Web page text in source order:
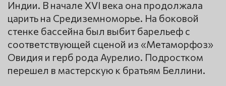
Индии. В начале XVI века она продолжала
царить на Средиземноморье. На боковой
стенке бассейна был выбит барельеф с
соответствующей сценой из «Метаморфоз»
Овидия и герб рода Аурелио. Подростком
перешел в мастерскую к братьям Беллини.